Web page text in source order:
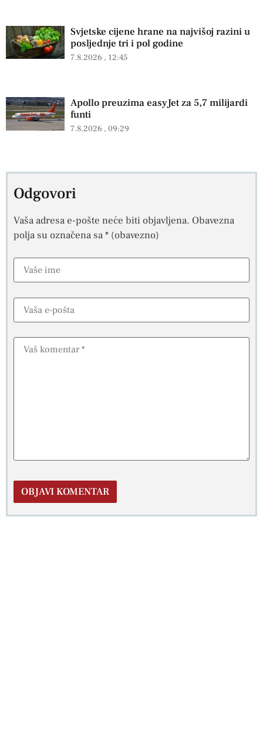
Svjetske cijene hrane na najvišoj razini u
posljednje tri i pol godine
7.8.2026 12:45
Apollo preuzima easyJet za 5,7 milijardi
funti
7.8.2026 09:29
Odgovori
Vaša adresa e-pošte neće biti objavljena. Obavezna
polja su označena sa* (obavezno)